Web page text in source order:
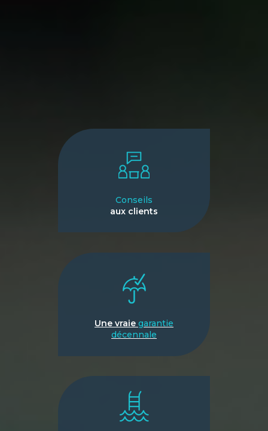
Conseils
aux clients
Une vraie garantie
décennale